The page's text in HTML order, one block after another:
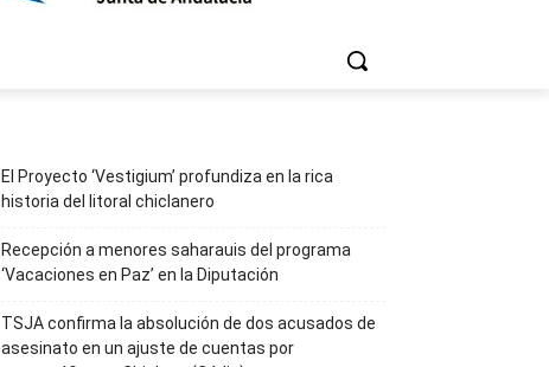
El Proyecto ‘Vestigium’ profundiza en la rica
historia del litoral chiclanero
Recepción a menores saharauis del programa
‘Vacaciones en Paz’ en la Diputación
TSJA confirma la absolución de dos acusados de
asesinato en un ajuste de cuentas por